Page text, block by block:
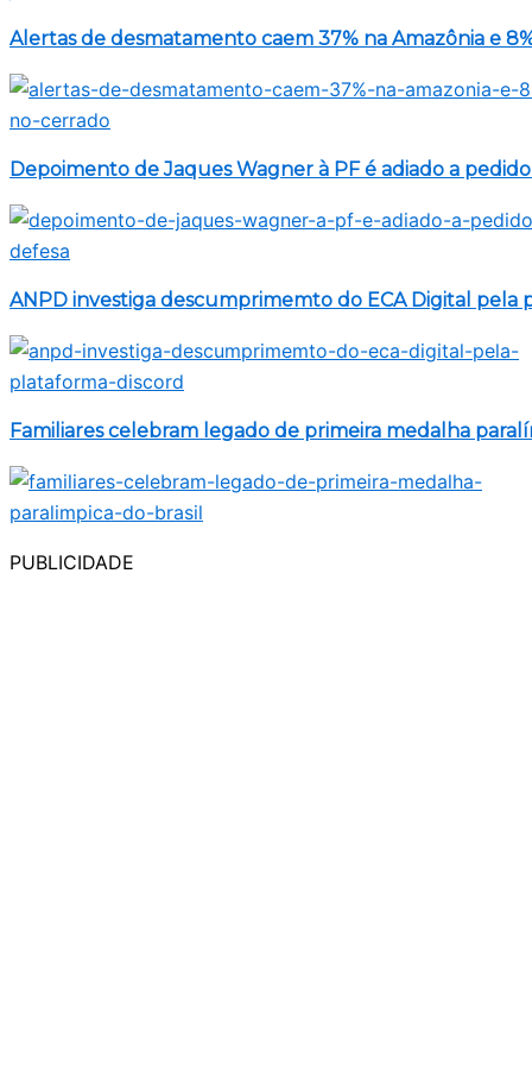
Alertas de desmatamento caem 37% na Amazônia e
Depoimento de Jaques Wagner à PF é adiado a
ANPD investiga descumprimemto do ECA Digital pela
Familiares celebram legado de primeira medalha
PUBLICIDADE